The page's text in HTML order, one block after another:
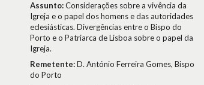
Assunto:Considerações sobre a vivência da
Igreja e o papel dos homens e das autoridades
eclesiásticas. Divergências entre o Bispo do
Porto e o Patriarca de Lisboa sobre o papel da
Igreja.
Remetente:D. António Ferreira Gomes, Bispo
do Porto